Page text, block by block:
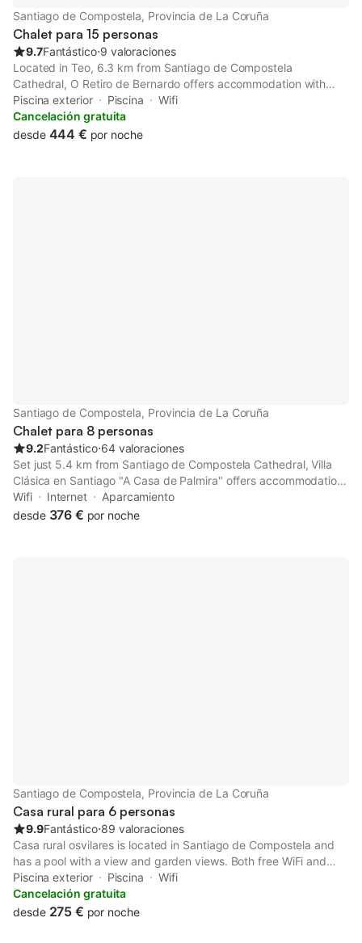
Santiago de Compostela, Provincia de La Coruña
Chalet para 15 personas
9.7Fantástico⋅9 valoraciones
Located in Teo, 6.3 km from Santiago de Compostela
Cathedral, O Retiro de Bernardo offers accommodation with
free WiFi, a terrace or a balcony and access to a garden and a
seasonal outdoor pool. The property features mountain and pool
views, and is...
Piscina exterior Piscina
Wifi
Cancelación gratuita
desde 444 € por noche
Santiago de Compostela, Provincia de La Coruña
Chalet para 8 personas
9.2Fantástico⋅64 valoraciones
Set just 5.4 km from Santiago de Compostela Cathedral, Villa
Clásica en Santiago "A Casa de Palmira" offers accommodation
in Santiago de Compostela with access to a garden, barbecue
facilities, as well as private check-in and check-out.
Wifi Internet
Aparcamiento
desde 376 € por noche
Santiago de Compostela, Provincia de La Coruña
Casa rural para 6 personas
9.9Fantástico⋅89 valoraciones
Casa rural osvilares is located in Santiago de Compostela and
has a pool with a view and garden views. Both free WiFi and
parking on-site are available at the country house free of
charge.
Piscina exterior Piscina
Wifi
Cancelación gratuita
desde 275 € por noche